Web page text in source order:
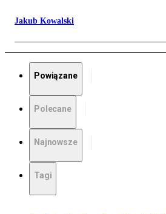
Jakub Kowalski
Powiązane
Polecane
Najnowsze
Tagi